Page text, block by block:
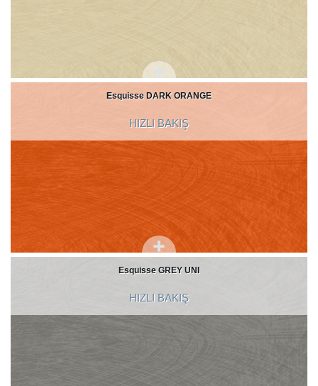
Esquisse DARK ORANGE
HIZLI BAKIŞ
Esquisse GREY UNI
HIZLI BAKIŞ